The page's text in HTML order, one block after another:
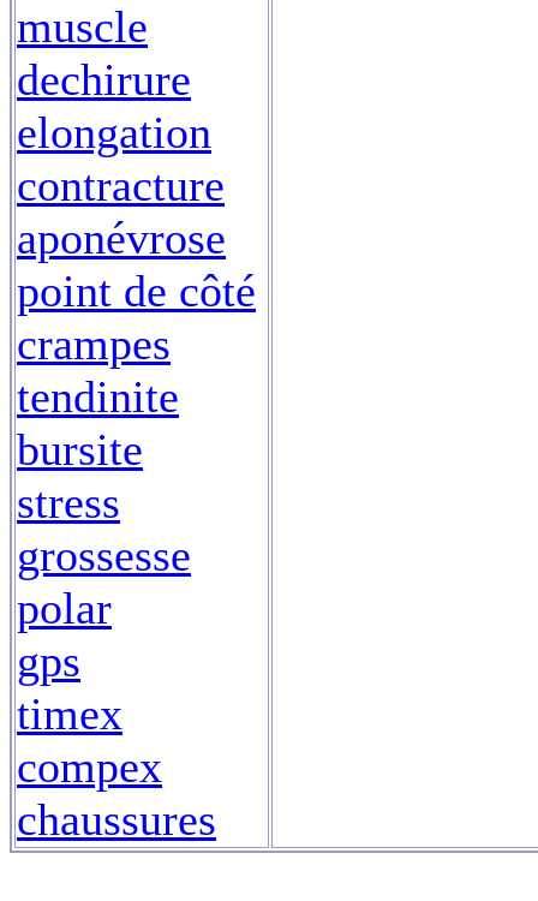
muscle
dechirure
elongation
contracture
aponévrose
point de côté
crampes
tendinite
bursite
stress
grossesse
polar
gps
timex
compex
chaussures